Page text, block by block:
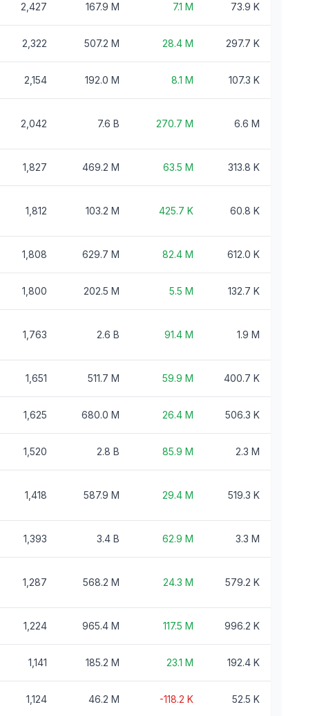
2,427 167.9 M 7.1 M 73.9 K
2,322 507.2 M 28.4 M 297.7 K
2,154 192.0 M 8.1 M 107.3 K
2,042 7.6 B 270.7 M 6.6 M
1,827 469.2 M 63.5 M 313.8 K
1,812 103.2 M 425.7 K 60.8 K
1,808 629.7 M 82.4 M 612.0 K
1,800 202.5 M 5.5 M 132.7 K
1,763 2.6 B 91.4 M 1.9 M
1,651 511.7 M 59.9 M 400.7 K
1,625 680.0 M 26.4 M 506.3 K
1,520 2.8 B 85.9 M 2.3 M
1,418 587.9 M 29.4 M 519.3 K
1,393 3.4 B 62.9 M 3.3 M
1,287 568.2 M 24.3 M 579.2 K
1,224 965.4 M 117.5 M 996.2 K
1,141 185.2 M 23.1 M 192.4 K
1,124 46.2 M -118.2 K 52.5 K